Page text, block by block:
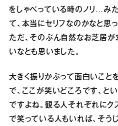
をしゃべっている時のノリ…み
て、本当にセリフなのかなと思っ
ただ、そのぶん自然なお芝居が
いなとも思いました。
大きく振りかぶって面白いこと
で、ここが笑いどころです、と
ですよね。観る人それぞれにク
で笑っている人もいれば、そう